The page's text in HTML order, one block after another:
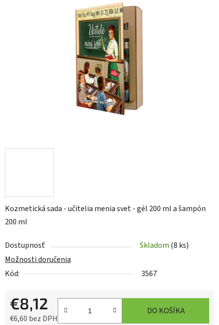
Kozmetická sada - učitelia menia svet - gél 200 ml a šampón
200 ml
Dostupnosť Skladom (8 ks)
Možnosti doručenia
Kód:
3567
€8,12
€6,60 bez DPH
DO KOŠÍKA